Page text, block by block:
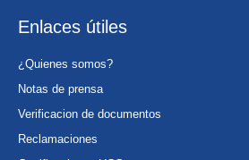
Enlaces útiles
¿Quienes somos?
Notas de prensa
Verificacion de documentos
Reclamaciones